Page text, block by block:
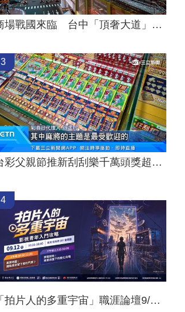
商場戰國來臨 台中「頂奢大道」逐漸成形
3
台彩父親節推新刮刮樂千萬頭獎超「爸」氣
4
「拍片人的多重宇宙」職涯論壇9/12登場！